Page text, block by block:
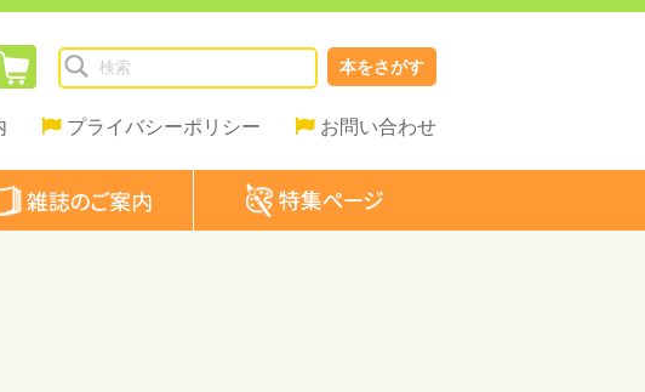
本をさがす
プライバシーポリシー お問い合わせ